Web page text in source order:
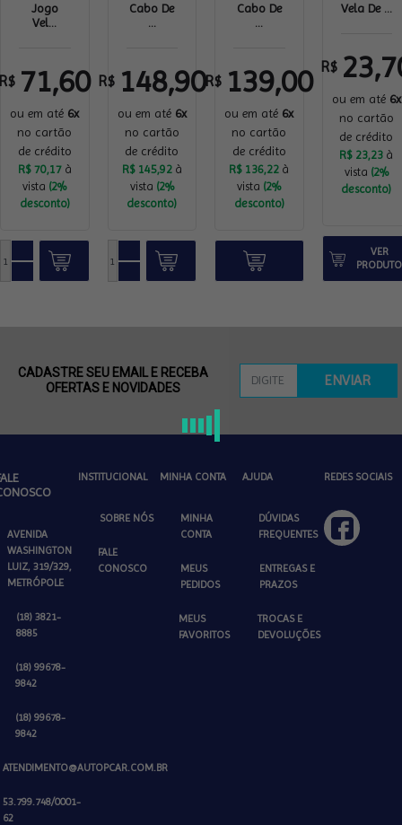
Jogo
Vel...
71,60
ou em até 6x
no cartão
de crédito
R$ 70,17à
vista (2%
desconto)
Cabo De
...
R$ 148,90
ou em até 6x
no cartão
de crédito
R$ 145,92à
vista (2%
desconto)
Cabo De
...
R$ 139,00
ou em até 6x
no cartão
de crédito
R$ 136,22 à
vista (2%
desconto)
Vela De ...
R$
ou em até 6x
no cartão
de crédito
R$ 23,23 à
vista (2%
desconto)
VER
PRODUTO
CADASTRE SEU EMAIL E RECEBA
OFERTAS E NOVIDADES
ENVIAR
AVENIDA
WASHINGTON
LUIZ, 319/329,
METRÓPOLE
(18) 3821-
8885
(18) 99678-
9842
(18) 99678-
9842
ATENDIMENTO@AUTOPCAR.COM.BR
53.799.748/0001-
62
INSTITUCIONAL
SOBRE NÓS
FALE
CONOSCO
MINHA CONTA
MINHA
CONTA
MEUS
PEDIDOS
MEUS
FAVORITOS
AJUDA
DÚVIDAS
FREQUENTES
ENTREGAS E
PRAZOS
TROCAS E
DEVOLUÇÕES
REDES SOCIAIS